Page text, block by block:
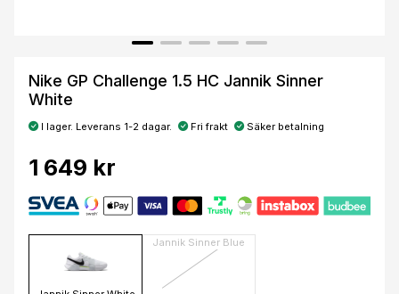
Nike GP Challenge 1.5 HC Jannik Sinner
White
I lager. Leverans 1-2 dagar. Fri frakt Säker betalning
1 649 kr
Jannik Sinner Blue